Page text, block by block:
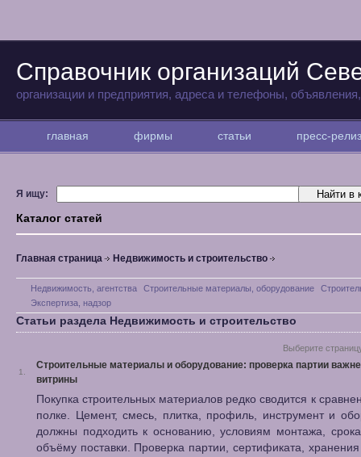
Справочник организаций
организации и предприятия, адреса и телефоны,
главная фирмы статьи пресс-
Я ищу:
Каталог статей
Главная страница Недвижимость и строительство
Недвижимость, агентства Строительные материалы, оборудование
Экспертиза, надзор
Статьи раздела Недвижимость и строительство
Выберите
1.
Строительные материалы и оборудование: проверка партии
витрины
Покупка строительных материалов редко сводится к
полке. Цемент, смесь, плитка, профиль, инструмент и
должны подходить к основанию, условиям монтажа,
объёму поставки. Проверка партии, сертификата,